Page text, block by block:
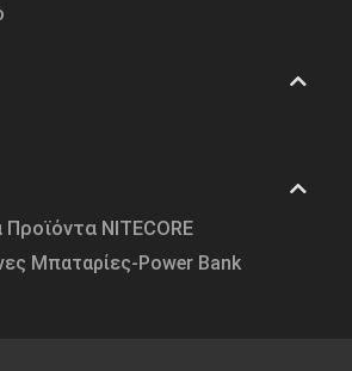
NITECORE
Μπαταρίες-Power Bank